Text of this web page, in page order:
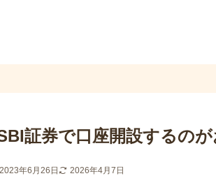
証券で口座開設するの
2023年6月26日 2026年4月7日